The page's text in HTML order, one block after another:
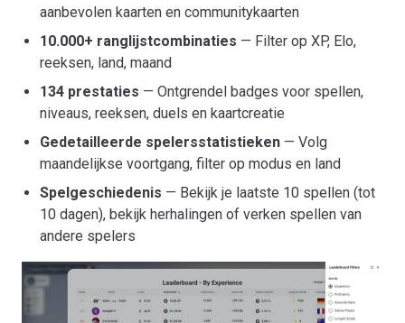
aanbevolen kaarten en communitykaarten
10.000+ ranglijstcombinaties — Filter op XP, Elo,
reeksen, land, maand
134 prestaties — Ontgrendel badges voor spellen,
niveaus, reeksen, duels en kaartcreatie
Gedetailleerde spelersstatistieken — Volg
maandelijkse voortgang, filter op modus en land
Spelgeschiedenis — Bekijk je laatste 10 spellen (tot
10 dagen), bekijk herhalingen of verken spellen van
andere spelers